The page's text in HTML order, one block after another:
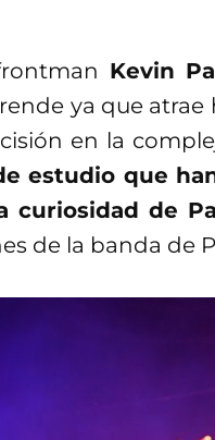
Kevin
ya que atrae
en la
estudio que
curiosidad de
de la banda de